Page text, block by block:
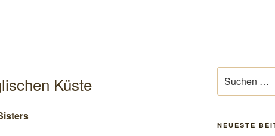
Küste
nach:
NEUESTE